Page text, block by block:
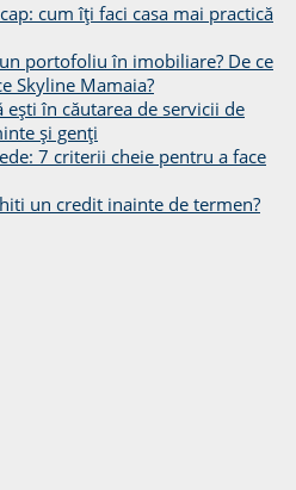
cum îți faci casa mai practică
portofoliu în imobiliare? De ce
Skyline Mamaia?
ești în căutarea de servicii de
și genți
7 criterii cheie pentru a face
un credit inainte de termen?